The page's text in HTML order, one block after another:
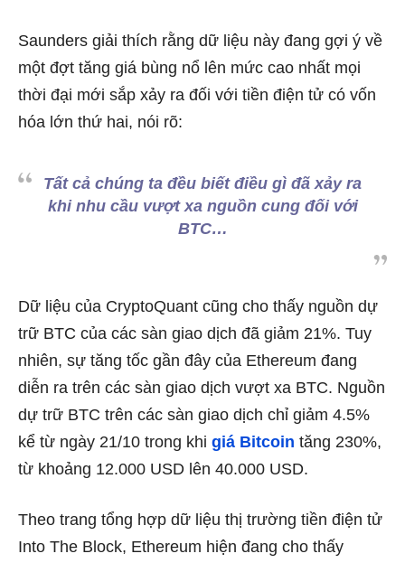
Saunders giải thích rằng dữ liệu này đang gợi ý về
một đợt tăng giá bùng nổ lên mức cao nhất mọi
thời đại mới sắp xảy ra đối với tiền điện tử có vốn
hóa lớn thứ hai, nói rõ:
Tất cả chúng ta đều biết điều gì đã xảy ra
khi nhu cầu vượt xa nguồn cung đối với
BTC…
Dữ liệu của CryptoQuant cũng cho thấy nguồn dự
trữ BTC của các sàn giao dịch đã giảm 21%. Tuy
nhiên, sự tăng tốc gần đây của Ethereum đang
diễn ra trên các sàn giao dịch vượt xa BTC. Nguồn
dự trữ BTC trên các sàn giao dịch chỉ giảm 4.5%
kể từ ngày 21/10 trong khi giá Bitcoin tăng 230%,
từ khoảng 12.000 USD lên 40.000 USD.
Theo trang tổng hợp dữ liệu thị trường tiền điện tử
Into The Block, Ethereum hiện đang cho thấy